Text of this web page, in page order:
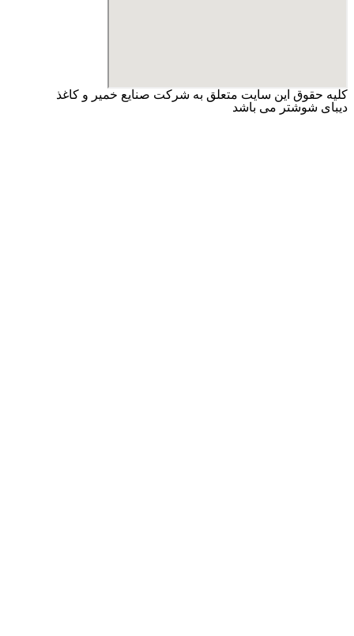
کلیه حقوق این سایت متعلق به شرکت صنایع خمیر و کاغذ
دیبای شوشتر می باشد